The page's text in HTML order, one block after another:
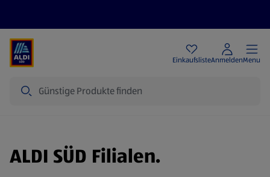
EinkaufslisteAnmeldenMenu
ALDI SÜD Filialen.